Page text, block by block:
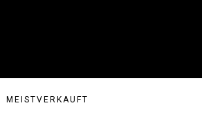
MEISTVERKAUFT